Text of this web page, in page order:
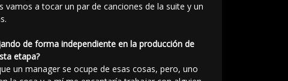
vamos a tocar un par de canciones de la suite y un
de forma independiente en la producción de
etapa?
un manager se ocupe de esas cosas, pero, uno